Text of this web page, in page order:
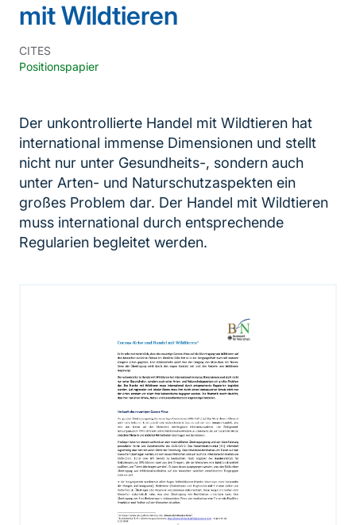
mit Wildtieren
CITES
Positionspapier
Der unkontrollierte Handel mit Wildtieren hat
international immense Dimensionen und stellt
nicht nur unter Gesundheits-, sondern auch
unter Arten- und Naturschutzaspekten ein
großes Problem dar. Der Handel mit Wildtieren
muss international durch entsprechende
Regularien begleitet werden.